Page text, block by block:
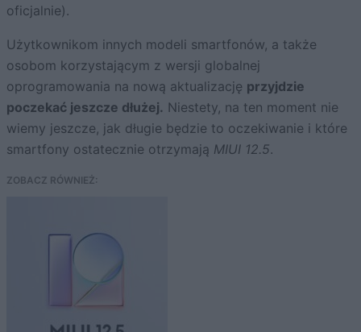
oficjalnie).
Użytkownikom innych modeli smartfonów, a także
osobom korzystającym z wersji globalnej
oprogramowania na nową aktualizację przyjdzie
poczekać jeszcze dłużej. Niestety, na ten moment nie
wiemy jeszcze, jak długie będzie to oczekiwanie i które
smartfony ostatecznie otrzymają MIUI 12.5.
ZOBACZ RÓWNIEŻ: